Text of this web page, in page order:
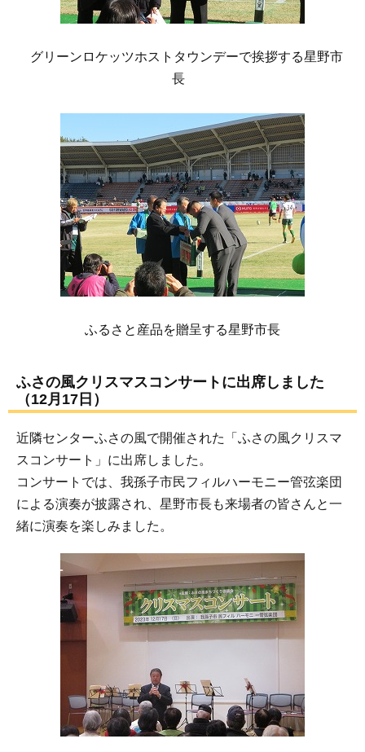
グリーンロケッツホストタウンデーで挨拶する星野市
長
ふるさと産品を贈呈する星野市長
ふさの風クリスマスコンサートに出席しました
（12月17日）
近隣センターふさの風で開催された「ふさの風クリスマ
スコンサート」に出席しました。
コンサートでは、我孫子市民フィルハーモニー管弦楽団
による演奏が披露され、星野市長も来場者の皆さんと一
緒に演奏を楽しみました。